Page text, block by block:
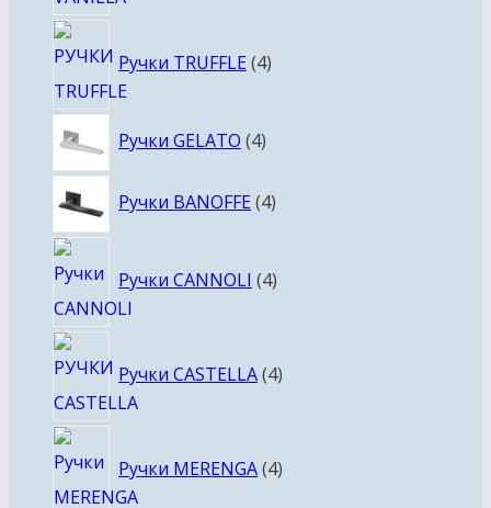
Ручки TRUFFLE 4товара
Ручки GELATO 44
Ручки BANOFFE 44
Ручки CANNOLI 4товара
Ручки CASTELLA 4товара
Ручки MERENGA 4товара